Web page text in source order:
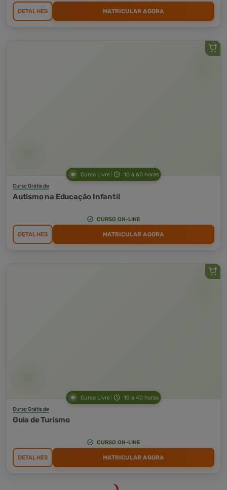
DETALHES MATRICULAR AGORA
Curso Livre 10 a 60 horas
Curso Grátis de
Autismo na Educação Infantil
CURSO ON-LINE
DETALHES MATRICULAR AGORA
Curso Livre 10 a 40 horas
Curso Grátis de
Guia de Turismo
CURSO ON-LINE
DETALHES MATRICULAR AGORA